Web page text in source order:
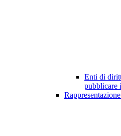
Enti di
pubblicare